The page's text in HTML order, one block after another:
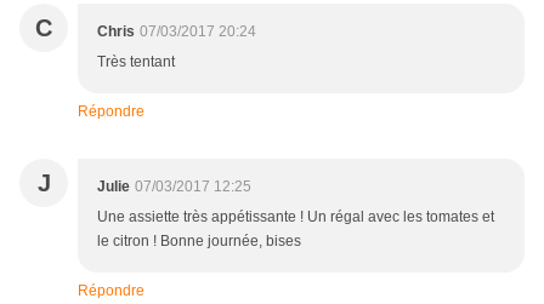
C Chris 07/03/2017 20:24
Très tentant
Répondre
J Julie 07/03/2017 12:25
Une assiette très appétissante ! Un régal avec les tomates et
le citron ! Bonne journée, bises
Répondre